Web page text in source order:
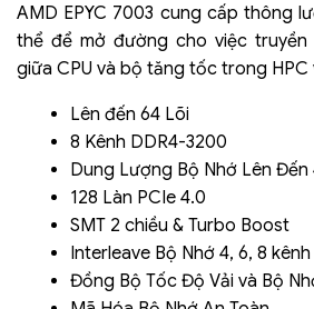
AMD EPYC 7003 cung cấp thông
thể để mở đường cho việc truyền
giữa CPU và bộ tăng tốc trong HPC
Lên đến 64 Lõi
8 Kênh DDR4-3200
Dung Lượng Bộ Nhớ Lên Đến
128 Làn PCIe 4.0
SMT 2 chiều & Turbo Boost
Interleave Bộ Nhớ 4, 6, 8 kênh
Đồng Bộ Tốc Độ Vải và Bộ